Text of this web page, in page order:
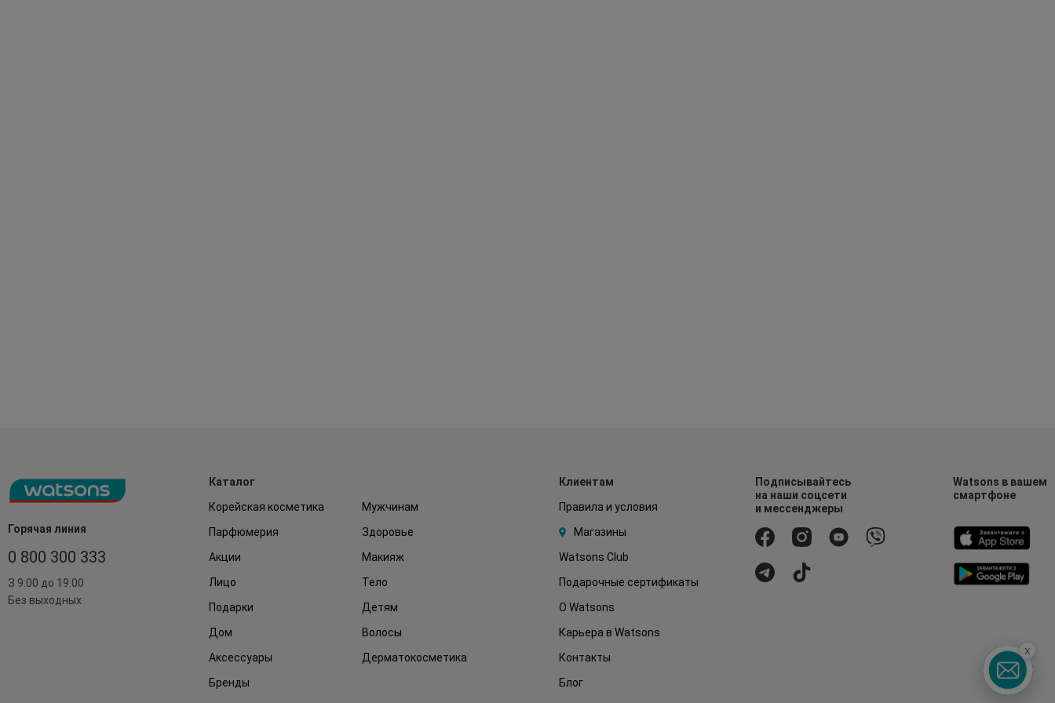
Горячая линия
0 800 300 333
З 9:00 до 19:00
Без выходных
Каталог
Корейская косметика
Мужчинам
Парфюмерия
Здоровье
Акции
Макияж
Лицо
Тело
Подарки
Детям
Дом
Волосы
Аксессуары
Дерматокосметика
Бренды
Клиентам
Правила и условия
Магазины
Watsons Club
Подарочные сертификаты
О Watsons
Карьера в Watsons
Контакты
Блог
Подписывайтесь
на наши соцсети
и мессенджеры
Watsons в вашем
смартфоне
x